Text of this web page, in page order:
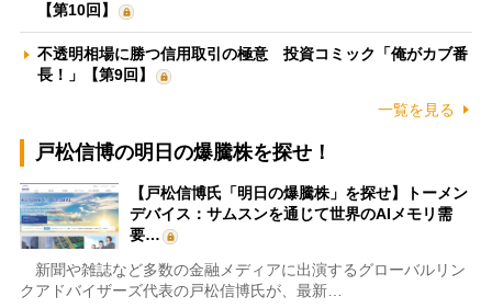
【第10回】
不透明相場に勝つ信用取引の極意 投資コミック「俺がカブ番
長！」【第9回】
一覧を見る
戸松信博の明日の爆騰株を探せ！
【戸松信博氏「明日の爆騰株」を探せ】トーメン
デバイス：サムスンを通じて世界のAIメモリ需
要…
新聞や雑誌など多数の金融メディアに出演するグローバルリン
クアドバイザーズ代表の戸松信博氏が、最新…